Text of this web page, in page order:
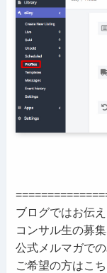
ブログではお伝
コンサル生の募
公式メルマガで
ご希望の方はこ